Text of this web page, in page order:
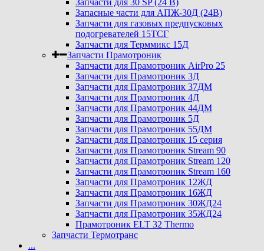
Запчасти для 30 SP (24 В)
Запасные части для АПЖ-30Д (24В)
Запчасти для газовых предпусковых
подогревателей 15ТСГ
Запчасти для Терммикс 15Д
Запчасти Прамотроник
Запчасти для Прамотроник AirPro 25
Запчасти для Прамотроник 3Д
Запчасти для Прамотроник 37ДМ
Запчасти для Прамотроник 4Д
Запчасти для Прамотроник 44ДМ
Запчасти для Прамотроник 5Д
Запчасти для Прамотроник 55ДМ
Запчасти для Прамотроник 15 серия
Запчасти для Прамотроник Stream 90
Запчасти для Прамотроник Stream 120
Запчасти для Прамотроник Stream 160
Запчасти для Прамотроник 12ЖД
Запчасти для Прамотроник 16ЖД
Запчасти для Прамотроник 30ЖД24
Запчасти для Прамотроник 35ЖД24
Прамотроник ELT 32 Thermo
Запчасти Термотранс
...